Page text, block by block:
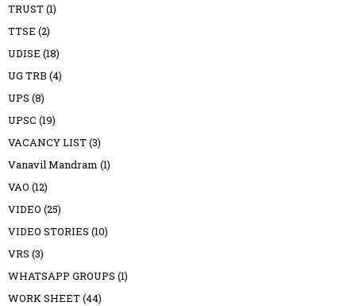
TRUST(1)
TTSE (2)
UDISE (18)
UG TRB (4)
UPS (8)
UPSC (19)
VACANCY LIST(3)
Vanavil Mandram (1)
VAO (12)
VIDEO (25)
VIDEO STORIES (10)
VRS (3)
WHATSAPP GROUPS (1)
WORK SHEET(44)